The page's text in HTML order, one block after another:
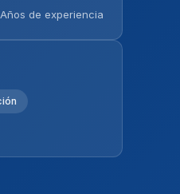
Años de experiencia